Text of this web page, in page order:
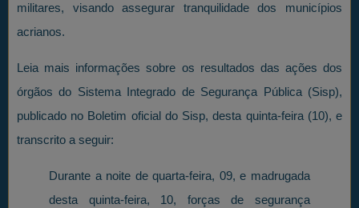
militares, visando assegurar tranquilidade dos municípios
acrianos.
Leia mais informações sobre os resultados das ações dos
órgãos do Sistema Integrado de Segurança Pública (Sisp),
publicado no Boletim oficial do Sisp, desta quinta-feira (10), e
transcrito a seguir:
Durante a noite de quarta-feira, 09, e madrugada
desta quinta-feira, 10, forças de segurança